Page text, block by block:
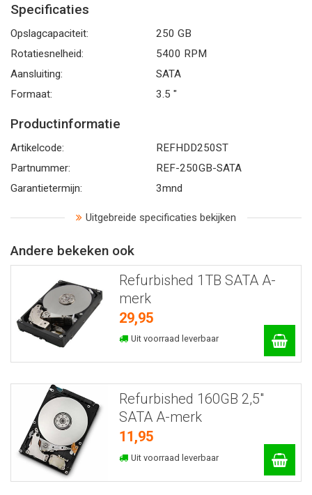
Specificaties
Opslagcapaciteit:
250 GB
Rotatiesnelheid:
5400 RPM
Aansluiting:
SATA
Formaat:
3.5 "
Productinformatie
Artikelcode:
REFHDD250ST
Partnummer:
REF-250GB-SATA
Garantietermijn:
3mnd
Uitgebreide specificaties bekijken
Andere bekeken ook
Refurbished 1TB SATA A-
merk
29,95
Uit voorraad leverbaar
Refurbished 160GB 2,5"
SATA A-merk
11,95
Uit voorraad leverbaar